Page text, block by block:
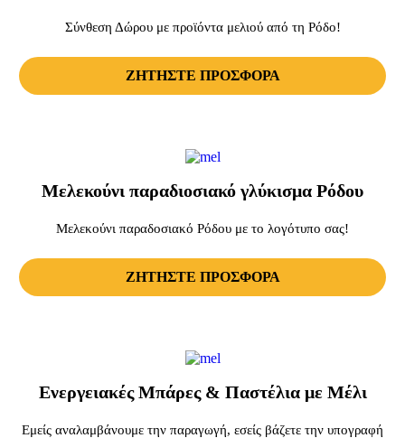
Σύνθεση Δώρου με προϊόντα μελιού από τη Ρόδο!
ΖΗΤΗΣΤΕ ΠΡΟΣΦΟΡΑ
Μελεκούνι παραδιοσιακό γλύκισμα Ρόδου
Μελεκούνι παραδοσιακό Ρόδου με το λογότυπο σας!
ΖΗΤΗΣΤΕ ΠΡΟΣΦΟΡΑ
Ενεργειακές Μπάρες & Παστέλια με Μέλι
Εμείς αναλαμβάνουμε την παραγωγή, εσείς βάζετε την υπογραφή